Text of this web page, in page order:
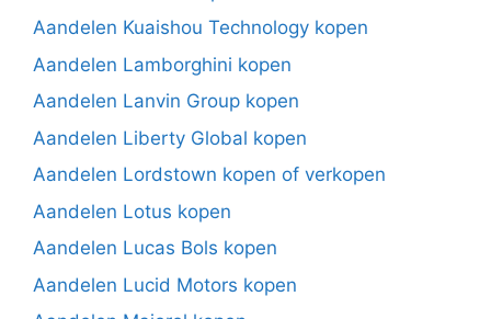
Aandelen Kuaishou Technology kopen
Aandelen Lamborghini kopen
Aandelen Lanvin Group kopen
Aandelen Liberty Global kopen
Aandelen Lordstown kopen of verkopen
Aandelen Lotus kopen
Aandelen Lucas Bols kopen
Aandelen Lucid Motors kopen